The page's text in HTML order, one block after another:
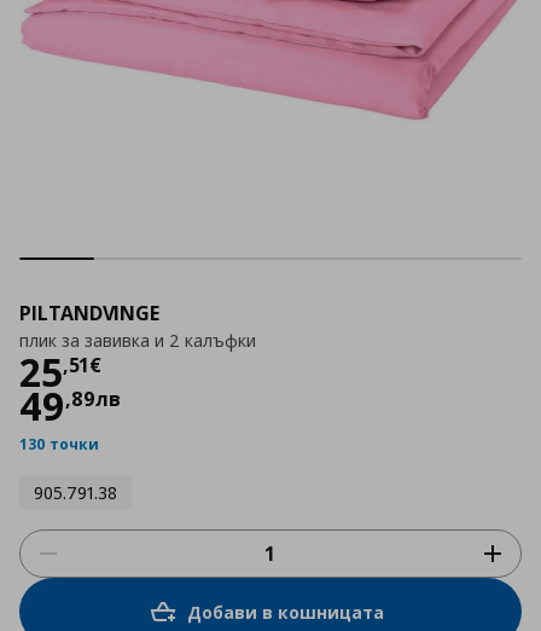
PILTANDVINGE
плик за завивка и 2 калъфки
25,51€
Цена
49,89лв
130 точки
905.791.38
Добави в кошницата